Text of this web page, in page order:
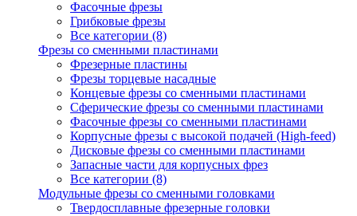
Фасочные фрезы
Грибковые фрезы
Все категории (8)
Фрезы со сменными пластинами
Фрезерные пластины
Фрезы торцевые насадные
Концевые фрезы со сменными пластинами
Сферические фрезы со сменными пластинами
Фасочные фрезы со сменными пластинами
Корпусные фрезы с высокой подачей (High-feed)
Дисковые фрезы со сменными пластинами
Запасные части для корпусных фрез
Все категории (8)
Модульные фрезы со сменными головками
Твердосплавные фрезерные головки